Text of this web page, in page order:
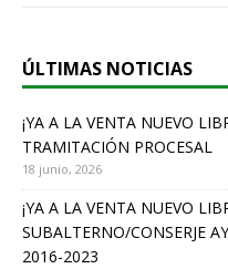
b
o
o
k
ÚLTIMAS NOTICIAS
¡YA A LA VENTA NUEVO
TRAMITACIÓN PROCESAL
18 junio, 2026
¡YA A LA VENTA NUEVO
SUBALTERNO/CONSERJE
2016-2023